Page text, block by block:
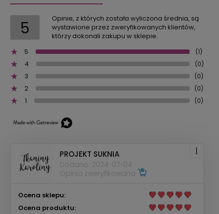
5
Opinie, z których została wyliczona średnia, są
wystawione przez zweryfikowanych klientów,
którzy dokonali zakupu w sklepie.
5
(1)
4 (0)
3 (0)
2 (0)
1 (0)
PROJEKT SUKNIA
Dodano: 2024-07-04
Opinia zweryfikowana
Ocena sklepu:
Ocena produktu: